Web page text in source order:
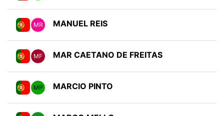
MR MANUEL REIS
MF MAR CAETANO DE FREITAS
MP MARCIO PINTO